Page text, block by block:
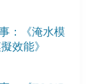
：《淹水模
效能》